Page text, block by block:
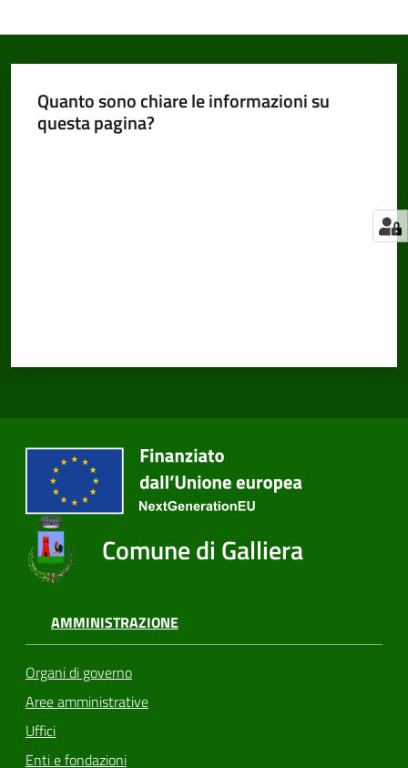
Quanto sono chiare le informazioni su
questa pagina?
Comune di Galliera
AMMINISTRAZIONE
Organi di governo
Aree amministrative
Uffici
Enti e fondazioni